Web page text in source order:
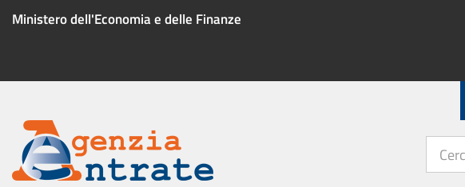
Ministero dell'Economia e delle Finanze
Menu
servizio
sito: